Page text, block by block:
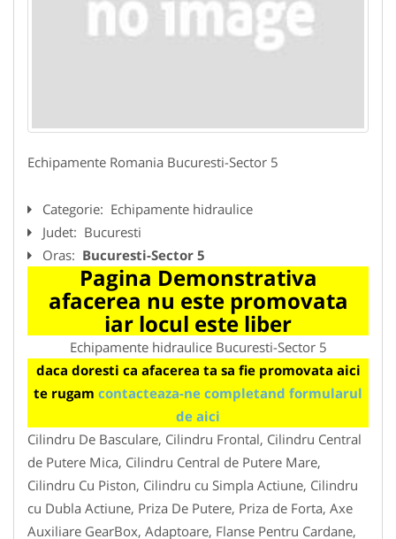
Echipamente Romania Bucuresti-Sector 5
Categorie: Echipamente hidraulice
Judet: Bucuresti
Oras: Bucuresti-Sector 5
Pagina Demonstrativa
afacerea nu este promovata
iar locul este liber
Echipamente hidraulice Bucuresti-Sector 5
daca doresti ca afacerea ta sa fie promovata aici
te rugam contacteaza-ne completand formularul
de aici
Cilindru De Basculare, Cilindru Frontal, Cilindru Central
de Putere Mica, Cilindru Central de Putere Mare,
Cilindru Cu Piston, Cilindru cu Simpla Actiune, Cilindru
cu Dubla Actiune, Priza De Putere, Priza de Forta, Axe
Auxiliare GearBox, Adaptoare, Flanse Pentru Cardane,